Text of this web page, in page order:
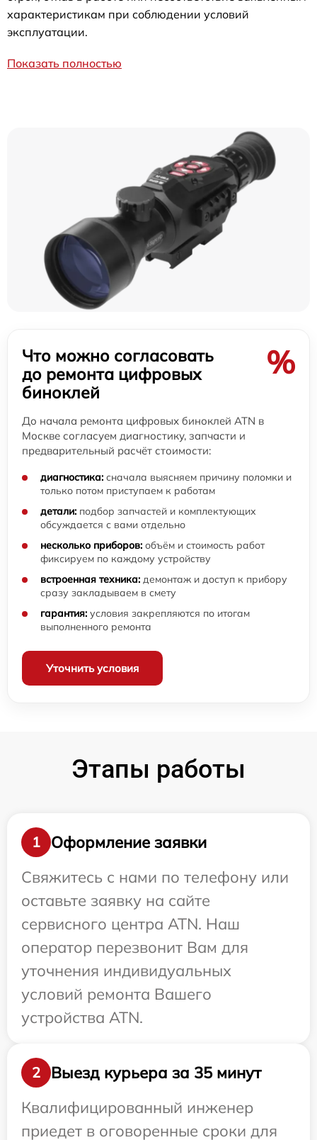
характеристикам при соблюдении условий
эксплуатации.
Показать полностью
Что можно согласовать
до ремонта цифровых
биноклей
%
До начала ремонта цифровых биноклей ATN в
Москве согласуем диагностику, запчасти и
предварительный расчёт стоимости:
диагностика: сначала выясняем причину поломки и
только потом приступаем к работам
детали: подбор запчастей и комплектующих
обсуждается с вами отдельно
несколько приборов: объём и стоимость работ
фиксируем по каждому устройству
встроенная техника: демонтаж и доступ к прибору
сразу закладываем в смету
гарантия: условия закрепляются по итогам
выполненного ремонта
Уточнить условия
Этапы работы
1
Оформление заявки
Свяжитесь с нами по телефону или
оставьте заявку на сайте
сервисного центра ATN. Наш
оператор перезвонит Вам для
уточнения индивидуальных
условий ремонта Вашего
устройства ATN.
2
Выезд курьера за 35 минут
Квалифицированный инженер
приедет в оговоренные сроки для